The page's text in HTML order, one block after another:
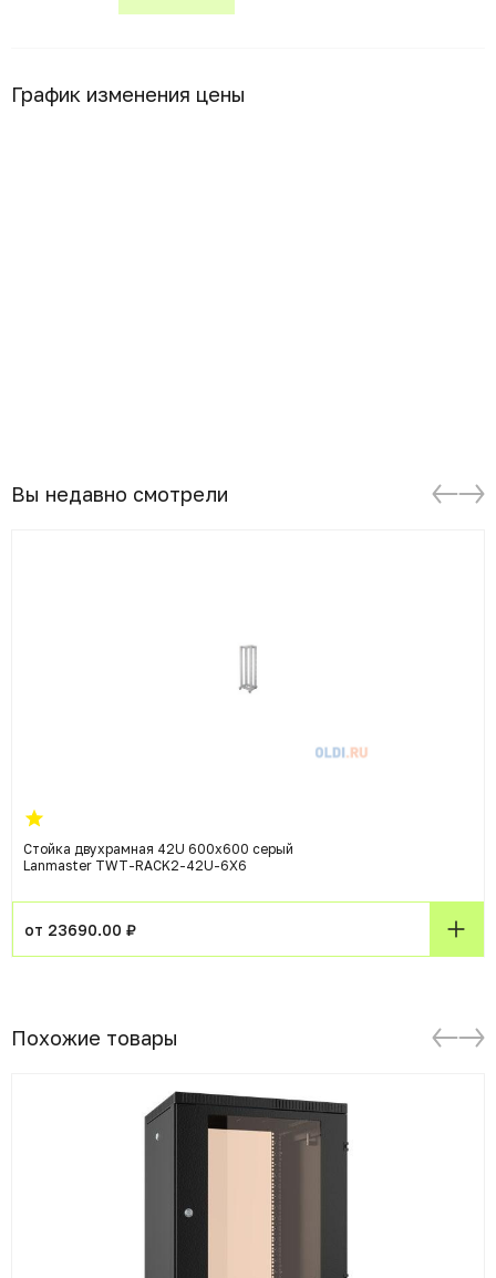
График изменения цены
Вы недавно смотрели
Стойка двухрамная 42U 600x600 серый
Lanmaster TWT-RACK2-42U-6X6
от 23690.00 ₽
Похожие товары